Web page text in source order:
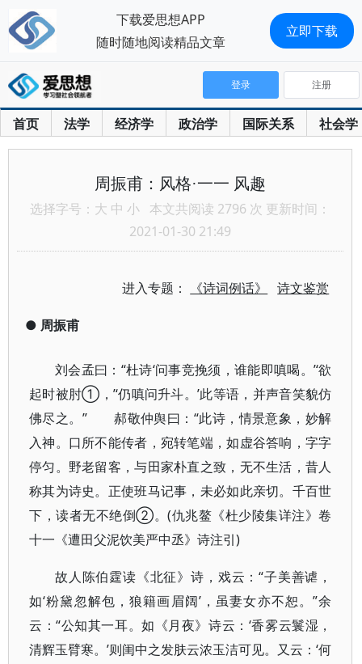
首页 法学 经济学 政治学 国际关系 社会学
登录 注册
周振甫：风格·一一 风趣
选择字号： 大 中 小 本文共阅读 2796 次 更新时间：
2021-01-30 21:49
进入专题： 《诗词例话》 诗文鉴赏
● 周振甫
刘会孟曰：“杜诗‘问事竞挽须，谁能即嗔喝。’‘欲
起时被肘①，’‘仍嗔问升斗。’此等语，并声音笑貌仿
佛尽之。” 郝敬仲舆曰：“此诗，情景意象，妙解
入神。口所不能传者，宛转笔端，如虚谷答响，字字
停匀。野老留客，与田家朴直之致，无不生活，昔人
称其为诗史。正使班马记事，未必如此亲切。千百世
下，读者无不绝倒②。(仇兆鳌《杜少陵集详注》卷
十一《遭田父泥饮美严中丞》诗注引)
故人陈伯霆读《北征》诗，戏云：“子美善谑，
如‘粉黛忽解包，狼籍画眉阔’，虽妻女亦不恕。”余
云：“公知其一耳。如《月夜》诗云：‘香雾云鬟湿，
清辉玉臂寒。’则闺中之发肤云浓玉洁可见。又云：‘何
下载爱思想APP
随时随地阅读精品文章
立即下载